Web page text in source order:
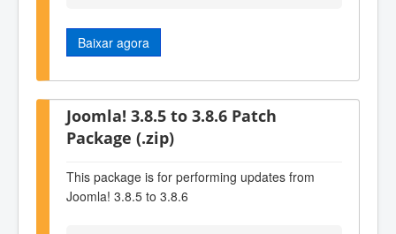
Baixar agora
Joomla! 3.8.5 to 3.8.6 Patch
Package (.zip)
This package is for performing updates from
Joomla! 3.8.5 to 3.8.6